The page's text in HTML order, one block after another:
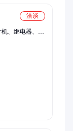
洽谈
、继电器、芯